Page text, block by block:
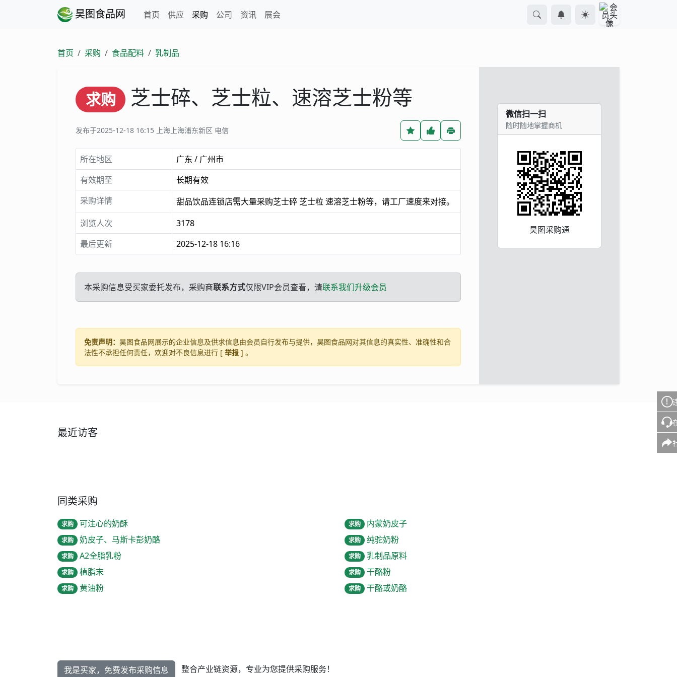
昊图食品网 首页 供应 采购 公司 资讯 展会
首页 采购 食品配料 乳制品
求购 芝士碎、芝士粒、速溶芝士粉等
发布于2025-12-18 16:15 上海上海浦东新区 电信
所在地区
广东 / 广州市
有效期至
长期有效
采购详情
甜品饮品连锁店需大量采购芝士碎 芝士粒 速溶芝士粉等，请工厂速度来对接。
浏览人次
3178
最后更新
2025-12-18 16:16
本采购信息受买家委托发布，采购商联系方式仅限VIP会员查看，请联系我们升级会员
免责声明： 昊图食品网展示的企业信息及供求信息由会员自行发布与提供，昊图食品网对其信息的真实性、准确性和合
法性不承担任何责任，欢迎对不良信息进行 [ 举报 ] 。
微信扫一扫
随时随地掌握商机
昊图采购通
最近访客
同类采购
求购 可注心的奶酥 求购 内蒙奶皮子
求购 奶皮子、马斯卡彭奶酪 求购 纯驼奶粉
求购 A2全脂乳粉 求购 乳制品原料
求购 植脂末 求购 干酪粉
求购 黄油粉 求购 干酪或奶酪
我是买家，免费发布采购信息 整合产业链资源，专业为您提供采购服务！